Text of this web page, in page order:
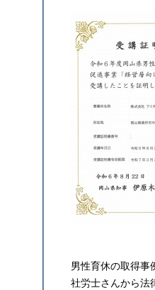
男性育休の取得事
社労士さんから法